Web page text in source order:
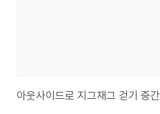
아웃사이드로 지그재그 걷기 중